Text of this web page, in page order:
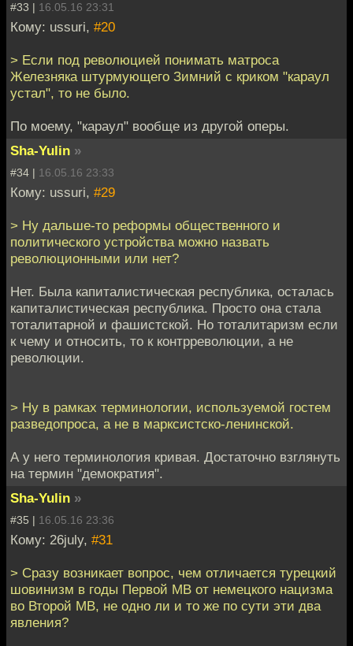
#33 | 16.05.16 23:31
Кому: ussuri, #20
> Если под революцией понимать матроса
Железняка штурмующего Зимний с криком "караул
устал", то не было.
По моему, "караул" вообще из другой оперы.
Sha-Yulin »
#34 | 16.05.16 23:33
Кому: ussuri, #29
> Ну дальше-то реформы общественного и
политического устройства можно назвать
революционными или нет?
Нет. Была капиталистическая республика, осталась
капиталистическая республика. Просто она стала
тоталитарной и фашистской. Но тоталитаризм если
к чему и относить, то к контрреволюции, а не
революции.
> Ну в рамках терминологии, используемой гостем
разведопроса, а не в марксистско-ленинской.
А у него терминология кривая. Достаточно взглянуть
на термин "демократия".
Sha-Yulin »
#35 | 16.05.16 23:36
Кому: 26july, #31
> Сразу возникает вопрос, чем отличается турецкий
шовинизм в годы Первой МВ от немецкого нацизма
во Второй МВ, не одно ли и то же по сути эти два
явления?